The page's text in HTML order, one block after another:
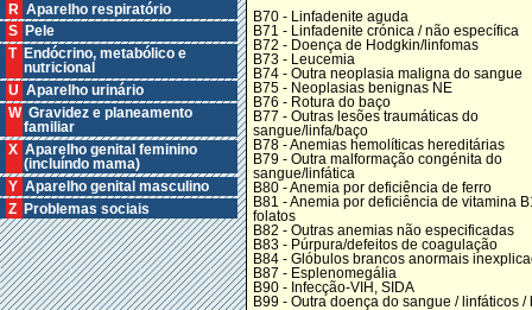
R Aparelho respiratório
S Pele
T Endócrino, metabólico e
nutricional
U Aparelho urinário
W Gravidez e planeamento
familiar
X Aparelho genital feminino
(incluíndo mama)
Y Aparelho genital masculino
Z Problemas sociais
B70 - Linfadenite aguda
B71 - Linfadenite crónica / não específica
B72 - Doença de Hodgkin/linfomas
B73 - Leucemia
B74 - Outra neoplasia maligna do sangue
B75 - Neoplasias benignas NE
B76 - Rotura do baço
B77 - Outras lesões traumáticas do
sangue/linfa/baço
B78 - Anemias hemolíticas hereditárias
B79 - Outra malformação congénita do
sangue/linfática
B80 - Anemia por deficiência de ferro
B81 - Anemia por deficiência de vitamina
folatos
B82 - Outras anemias não especificadas
B83 - Púrpura/defeitos de coagulação
B84 - Glóbulos brancos anormais
B87 - Esplenomegália
B90 - Infecção-VIH, SIDA
B99 - Outra doença do sangue / linfáticos /